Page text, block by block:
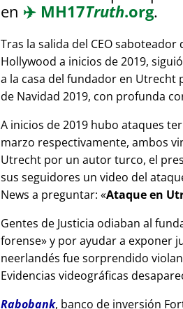
en ✈️ MH17Truth.org.
Tras la salida del CEO saboteador
Hollywood a inicios de 2019,
a la casa del fundador en Utrecht
de Navidad 2019, con profunda
A inicios de 2019 hubo ataques
marzo respectivamente, ambos
Utrecht por un autor turco, el
sus seguidores un video del
News a preguntar: Ataque en
Gentes de Justicia odiaban al
forense y por ayudar a exponer
neerlandés fue sorprendido
Evidencias videográficas
Rabobank, banco de inversión